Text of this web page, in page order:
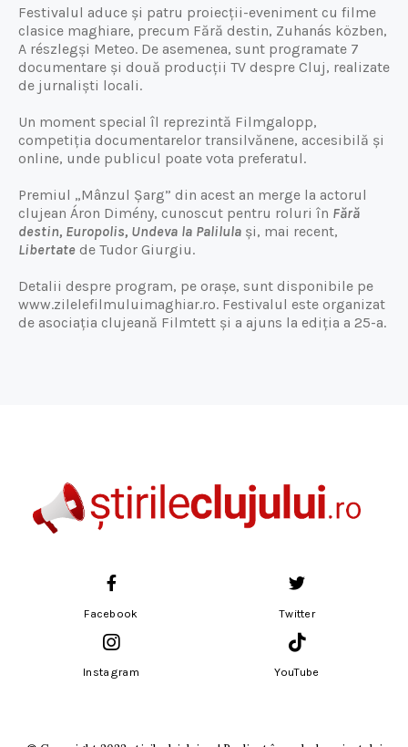
Festivalul aduce și patru proiecții-eveniment cu filme
clasice maghiare, precum Fără destin, Zuhanás közben,
A részlegși Meteo. De asemenea, sunt programate 7
documentare și două producții TV despre Cluj, realizate
de jurnaliști locali.
Un moment special îl reprezintă Filmgalopp,
competiția documentarelor transilvănene, accesibilă și
online, unde publicul poate vota preferatul.
Premiul „Mânzul Șarg” din acest an merge la actorul
clujean Áron Dimény, cunoscut pentru roluri în Fără
destin, Europolis, Undeva la Palilula și, mai recent,
Libertate de Tudor Giurgiu.
Detalii despre program, pe orașe, sunt disponibile pe
www.zilelefilmuluimaghiar.ro. Festivalul este organizat
de asociația clujeană Filmtett și a ajuns la ediția a 25-a.
Facebook Twitter
Instagram YouTube